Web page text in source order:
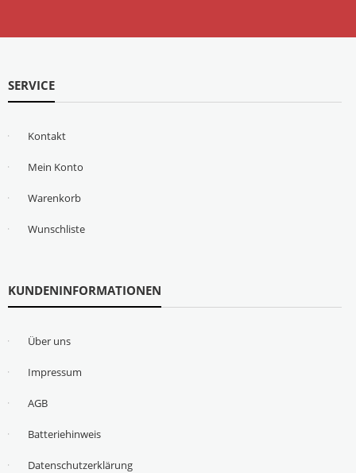
SERVICE
Kontakt
Mein Konto
Warenkorb
Wunschliste
KUNDENINFORMATIONEN
Über uns
Impressum
AGB
Batteriehinweis
Datenschutzerklärung